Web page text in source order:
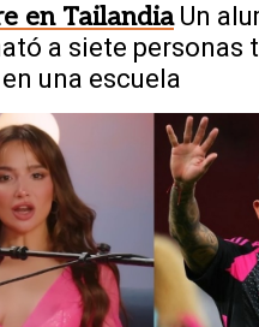
en Tailandia Un
a siete personas
una escuela